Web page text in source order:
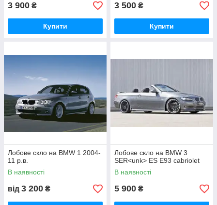
3 900 ₴
Купити
3 500 ₴
Купити
Лобове скло на BMW 1 2004-
11 р.в.
В наявності
від 3 200 ₴
Лобове скло на BMW 3
SER<unk> ES E93 cabriolet
В наявності
5 900 ₴